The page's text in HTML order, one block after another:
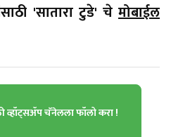
'सातारा टुडे' चे मोबाईल
व्हॉट्सॲप चॅनेलला फॉलो करा !